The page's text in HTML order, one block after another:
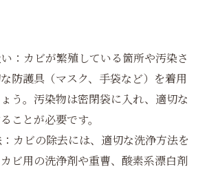
：カビが繁殖している箇所や汚染さ
防護具（マスク、手袋など）を着用
う。汚染物は密閉袋に入れ、適切な
ことが必要です。
カビの除去には、適切な洗浄方法を
ビ用の洗浄剤や重曹、酸素系漂白剤